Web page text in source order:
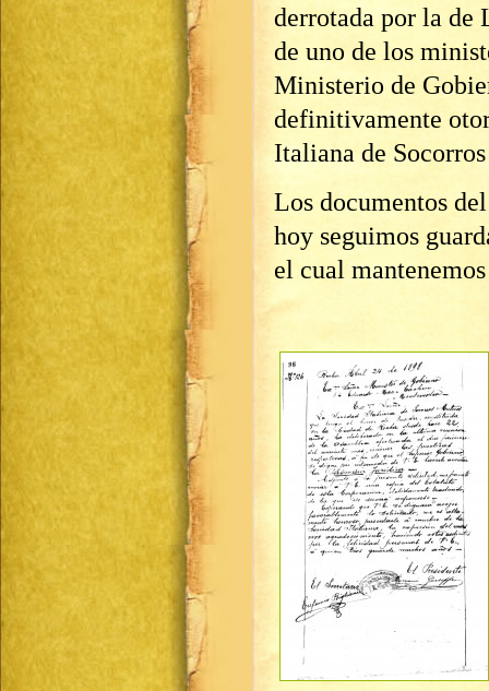
derrotada por la de
de uno de los
Ministerio de
definitivamente
Italiana de
Los documentos
hoy seguimos
el cual